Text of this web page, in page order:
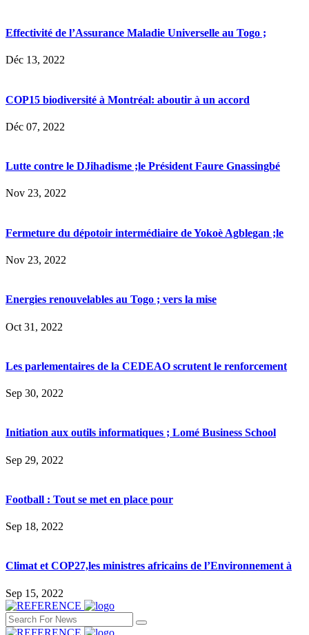
Effectivité de l’Assurance Maladie Universelle au Togo ;
Déc 13, 2022
COP15 biodiversité à Montréal: aboutir à un accord
Déc 07, 2022
Lutte contre le DJihadisme ;le Président Faure Gnassingbé
Nov 23, 2022
Fermeture du dépotoir intermédiaire de Yokoè Agblegan ;le
Nov 23, 2022
Energies renouvelables au Togo ; vers la mise
Oct 31, 2022
Les parlementaires de la CEDEAO scrutent le renforcement
Sep 30, 2022
Initiation aux outils informatiques ; Lomé Business School
Sep 29, 2022
Football : Tout se met en place pour
Sep 18, 2022
Climat et COP27,les ministres africains de l’Environnement à
Sep 15, 2022